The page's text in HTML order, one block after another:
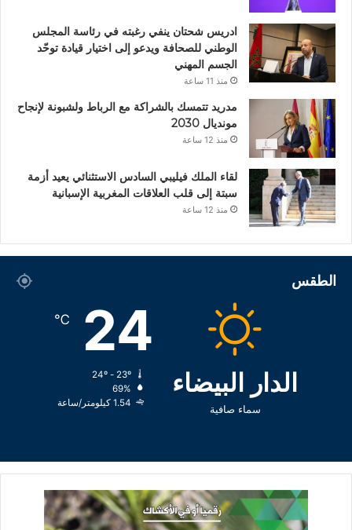
ادريس شحتان ينفي رغبته في رئاسة المجلس
الوطني للصحافة ويدعو إلى اختيار قيادة توحّد
الجسم المهني
منذ 11 ساعة
مدريد تتمسك بالشراكة مع الرباط ولشبونة لإنجاح
مونديال 2030
منذ 12 ساعة
لقاء الملك فيليبي السادس الاستثنائي يعيد أزمة
سبتة إلى قلب العلاقات المغربية الإسبانية
منذ 12 ساعة
الطقس
الدار البيضاء
سماء صافية
24
℃
69%
1.54 كيلومتر/ساعة